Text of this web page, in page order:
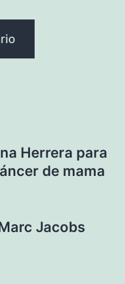
Herrera para
de mama
Jacobs